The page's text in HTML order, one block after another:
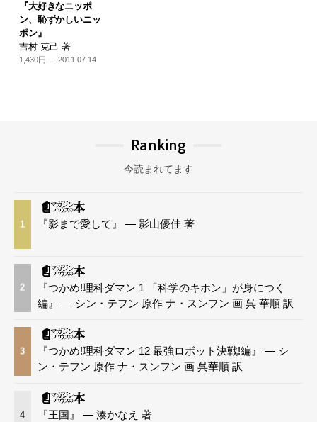
『大好きなニッポ
ン、恥ずかしいニッ
ポン』
吉村 克己 著
1,430円 — 2011.07.14
Ranking
今読まれてます
1 『影まで愛して』 — 影山優佳 著
2
『つかめ!理科ダマン 1 「科学のキホン」が身につく
編』 — シン・テフン 原作 ナ・スンフン 画 呉 華順 訳
3
『つかめ!理科ダマン 12 最強ロボット決戦!編』 — シ
ン・テフン 原作 ナ・スンフン 画 呉華順 訳
4 『王国』 — 湊かなえ 著